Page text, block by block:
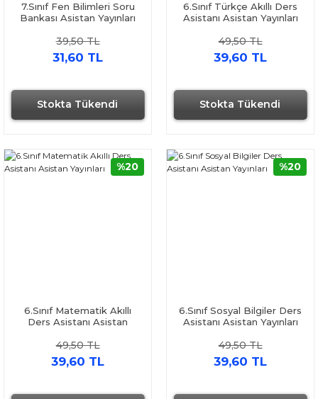
Stokta Tükendi
7.Sınıf Fen Bilimleri Soru
Bankası Asistan Yayınları
39,50 TL
31,60 TL
Stokta Tükendi
6.Sınıf Türkçe Akıllı Ders
Asistanı Asistan Yayınları
49,50 TL
39,60 TL
6.Sınıf Matematik Akıllı
Ders Asistanı Asistan
49,50 TL
39,60 TL
%20
6.Sınıf Sosyal Bilgiler Ders
Asistanı Asistan Yayınları
49,50 TL
39,60 TL
%20